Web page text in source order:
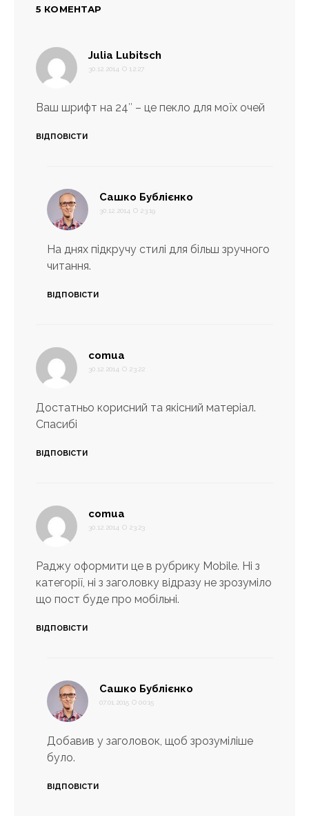
5 КОМЕНТАР
Julia Lubitsch
30.12.2014 О 12:27
Ваш шрифт на 24″ – це пекло для моїх очей
ВІДПОВІСТИ
Сашко Бублієнко
30.12.2014 О 23:19
На днях підкручу стилі для більш зручного
читання.
ВІДПОВІСТИ
comua
30.12.2014 О 23:22
Достатньо корисний та якісний матеріал.
Спасибі
ВІДПОВІСТИ
comua
30.12.2014 О 23:23
Раджу оформити це в рубрику Mobile. Ні з
категорії, ні з заголовку відразу не зрозуміло
що пост буде про мобільні.
ВІДПОВІСТИ
Сашко Бублієнко
07.01.2015 О 00:15
Добавив у заголовок, щоб зрозуміліше
було.
ВІДПОВІСТИ